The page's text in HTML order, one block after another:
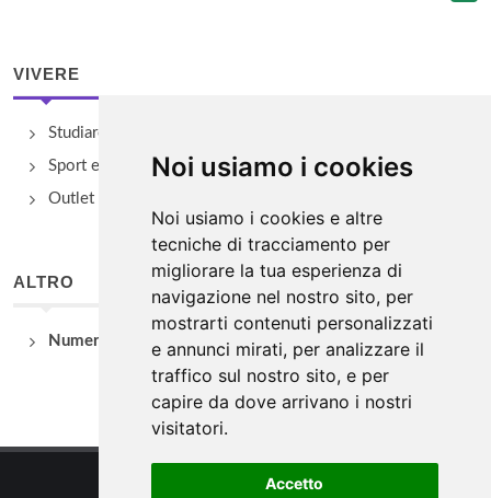
Noi usiamo i cookies
Noi usiamo i cookies e altre
tecniche di tracciamento per
migliorare la tua esperienza di
navigazione nel nostro sito, per
mostrarti contenuti personalizzati
e annunci mirati, per analizzare il
traffico sul nostro sito, e per
capire da dove arrivano i nostri
visitatori.
Accetto
VIVERE
Studiare
Sport e Benessere
Outlet e spacci aziendali
ALTRO
Numeri Utili